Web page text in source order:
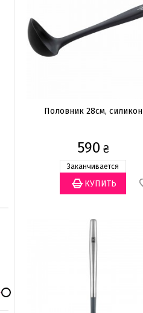
Половник 28cм, силикон
590 ₴
Заканчивается